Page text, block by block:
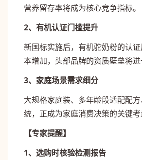
营养留存率将成为核心竞争指标。
2、有机认证门槛提升
新国标实施后，有机驼奶粉的认
本增加，头部品牌的资质壁垒将进
3、家庭场景需求细分
大规格家庭装、多年龄段适配配
统，正成为家庭消费决策的关键考
【专家提醒】
1、选购时核验检测报告